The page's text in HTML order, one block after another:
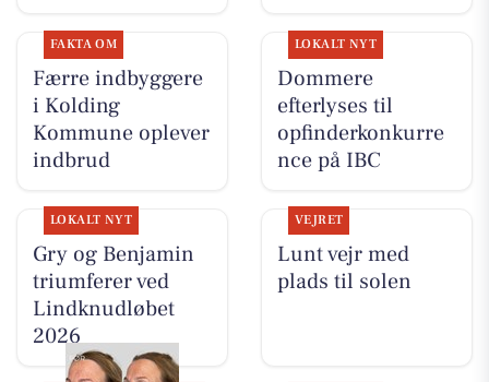
FAKTA OM
Færre indbyggere
i Kolding
Kommune oplever
indbrud
LOKALT NYT
Dommere
efterlyses til
opfinderkonkurre
nce på IBC
LOKALT NYT
Gry og Benjamin
triumferer ved
Lindknudløbet
2026
VEJRET
Lunt vejr med
plads til solen